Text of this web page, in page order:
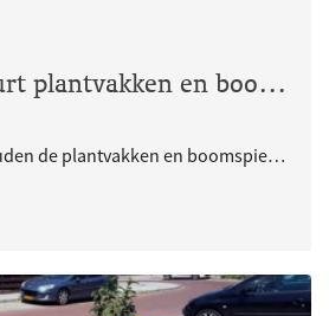
Landbouwbuurt plantvakken en boomspiegels onderhouden
Bewoners onderhouden de plantvakken en boomspiegels in o.a.de Gaffelstraat, Riekstraat en Sikkelstraat.